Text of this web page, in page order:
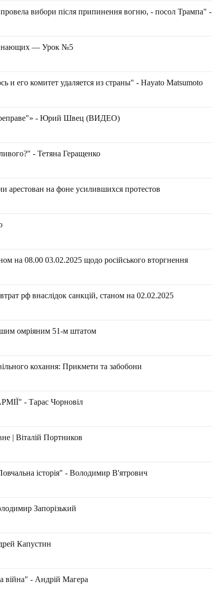
вибори після припинення вогню, - посол Трампа" -
— Урок №5
его комитет удаляется из страны" - Hayato Matsumoto
- Юрий Швец (ВИДЕО)
- Тетяна Геращенко
арестован на фоне усилившихся протестов
на 08.00 03.02.2025 щодо російського вторгнення
рф внаслідок санкцій, станом на 02.02.2025
омріяним 51-м штатом
кохання: Прикмети та забобони
- Тарас Чорновіл
| Віталій Портников
історія" - Володимир В'ятрович
Запорізький
Капустин
війна" - Андрій Магера